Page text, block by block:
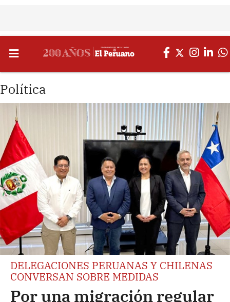
Política
DELEGACIONES PERUANAS Y CHILENAS
CONVERSAN SOBRE MEDIDAS
Por una migración regular